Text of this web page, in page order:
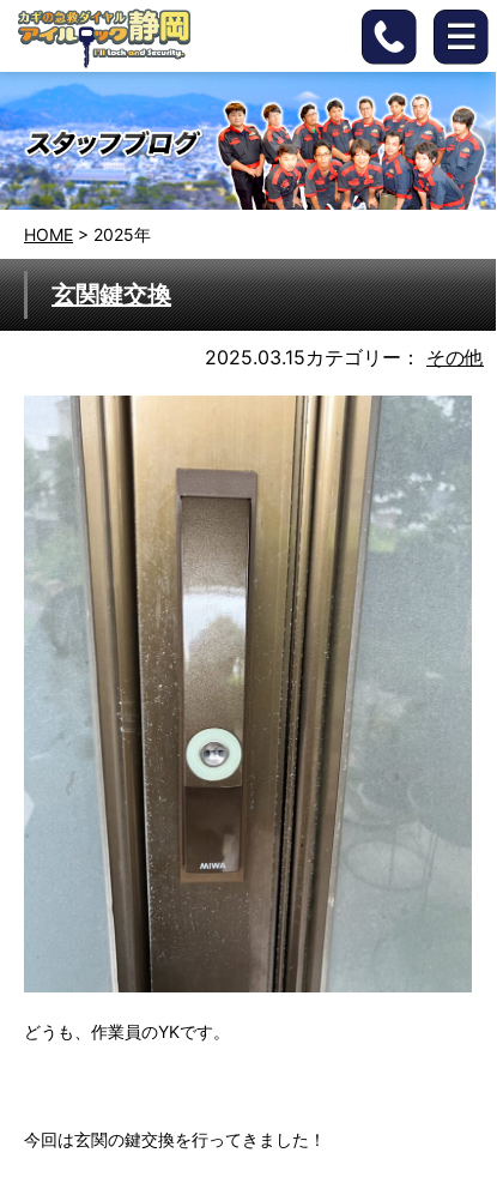
HOME > 2025年
玄関鍵交換
2025.03.15カテゴリー： その他
どうも、作業員のYKです。
今回は玄関の鍵交換を行ってきました！